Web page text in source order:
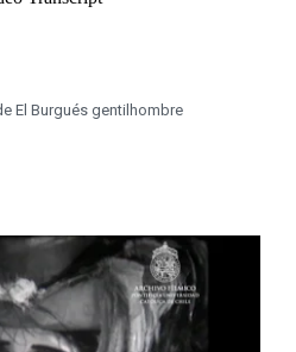
El Burgués gentilhombre